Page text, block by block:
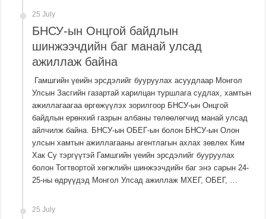
25 July
БНСУ-ын Онцгой байдлын
шинжээчдийн баг манай улсад
ажиллаж байна
Гамшгийн үеийн эрсдэлийг бууруулах асуудлаар Монгол
Улсын Засгийн газартай харилцан туршлага судлах, хамтын
ажиллагаагаа өргөжүүлэх зорилгоор БНСУ-ын Онцгой
байдлын ерөнхий газрын албаны төлөөлөгчид манай улсад
айлчилж байна. БНСУ-ын ОБЕГ-ын болон БНСУ-ын Олон
улсын хамтын ажиллагааны агентлагын ахлах зөвлөх Ким
Хак Су тэргүүтэй Гамшгийн үеийн эрсдэлийг бууруулах
болон Тогтвортой хөгжлийн шинжээчдийн баг энэ сарын 24-
25-ны өдрүүдэд Монгол Улсад ажиллаж МХЕГ, ОБЕГ, …
25 July